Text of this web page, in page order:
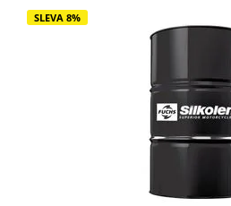
SLEVA 8%